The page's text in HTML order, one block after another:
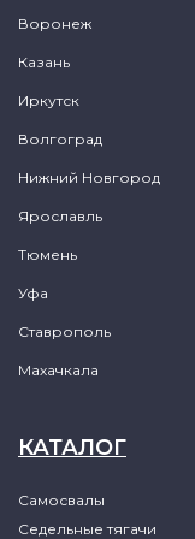
Воронеж
Казань
Иркутск
Волгоград
Нижний Новгород
Ярославль
Тюмень
Уфа
Ставрополь
Махачкала
КАТАЛОГ
Самосвалы
Седельные тягачи